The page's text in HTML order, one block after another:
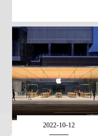
2022-10-12